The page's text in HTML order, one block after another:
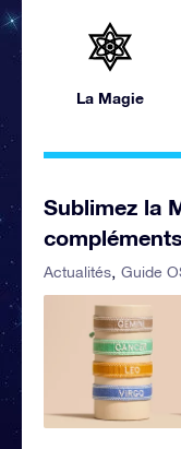
La Magie
Sublimez la
Actualités Guide